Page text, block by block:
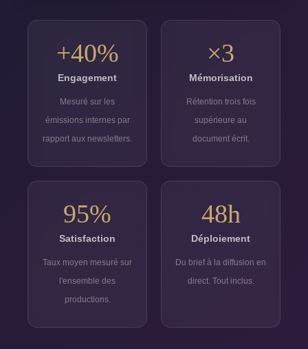
+40%
Engagement
Mesuré sur les
émissions internes par
rapport aux newsletters.
×3
Mémorisation
Rétention trois fois
supérieure au
document écrit.
95%
Satisfaction
Taux moyen mesuré sur
l'ensemble des
productions.
48h
Déploiement
Du brief à la diffusion en
direct. Tout inclus.